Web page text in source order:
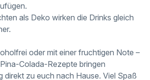
als Deko wirken die Drinks gleich
oder mit einer fruchtigen Note –
Colada-Rezepte bringen
direkt zu euch nach Hause. Viel Spaß